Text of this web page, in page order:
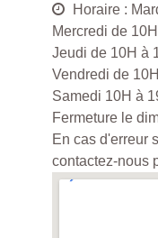
Horaire :
Mercredi de
Jeudi de 10H à
Vendredi de
Samedi 10H à
Fermeture le
En cas d'erreur
contactez-nous